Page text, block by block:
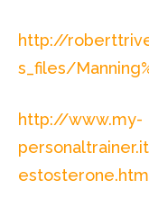
http://
s_files/
http://www.my-